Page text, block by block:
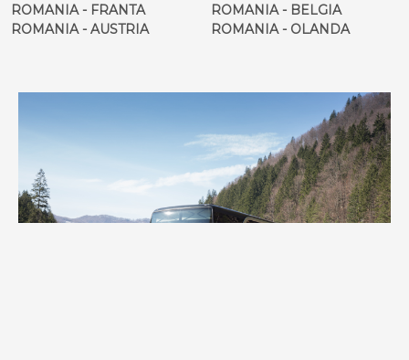
ROMANIA - FRANTA
ROMANIA - AUSTRIA
ROMANIA - BELGIA
ROMANIA - OLANDA